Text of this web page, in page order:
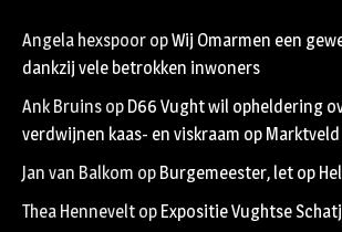
Angela hexspoor opWij Omarmen een
dankzij vele betrokken inwoners
Ank Bruins op D66 Vught wil opheldering
verdwijnen kaas- en viskraam op Marktveld
Jan van Balkom op Burgemeester, let op
Thea Hennevelt op Expositie Vughtse